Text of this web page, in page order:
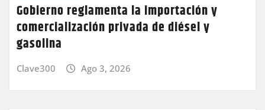
Gobierno reglamenta la importación y
comercialización privada de diésel y
gasolina
Clave300 Ago 3, 2026